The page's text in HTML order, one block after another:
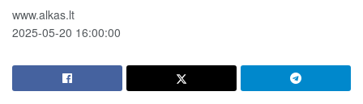
www.alkas.lt
2025-05-20 16:00:00